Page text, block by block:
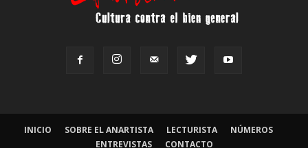
INICIO SOBRE EL ANARTISTA LECTURISTA
NÚMEROS
ENTREVISTAS
CONTACTO